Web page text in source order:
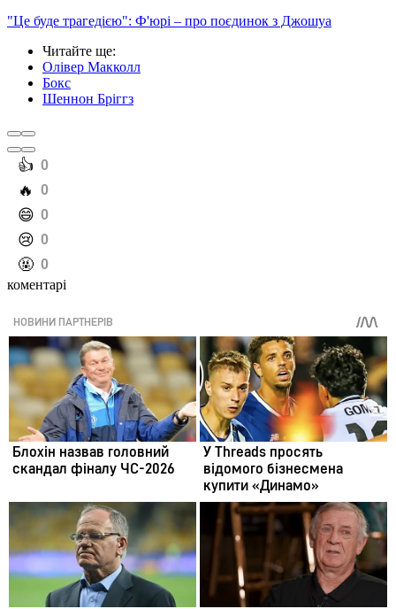
"Це буде трагедією": Ф'юрі – про поєдинок з Джошуа
Читайте ще:
Олівер Макколл
Бокс
Шеннон Бріггз
️👍 0
️🔥 0
️😄 0
️😢 0
️🤬 0
коментарі